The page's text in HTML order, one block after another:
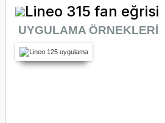
UYGULAMA ÖRNEKLERİ